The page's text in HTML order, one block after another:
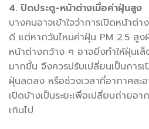
4. ปิดประตู-หน้าต่างเมื่อค่าฝุ่นสูง
บางคนอาจเข้าใจว่าการเปิดหน้าต่
ดี แต่หากวันไหนค่าฝุ่น PM 2.5 สูง
หน้าต่างกว้าง ๆ อาจยิ่งทำให้ฝุ่นเล็
มากขึ้น จึงควรปรับเปลี่ยนเป็นการ
ฝุ่นลดลง หรือช่วงเวลาที่อากาศสะ
เปิดบ้างเป็นระยะเพื่อเปลี่ยนถ่ายอ
เกินไป